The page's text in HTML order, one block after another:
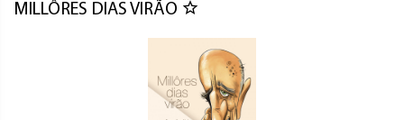
MILLÔRES DIAS VIRÃO